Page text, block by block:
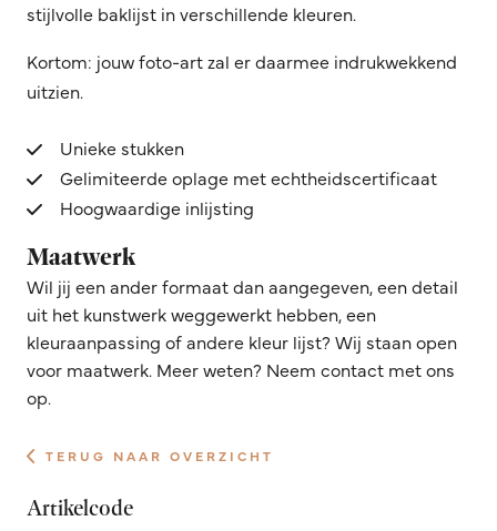
stijlvolle baklijst in verschillende kleuren.
Kortom: jouw foto-art zal er daarmee indrukwekkend
uitzien.
Unieke stukken
Gelimiteerde oplage met echtheidscertificaat
Hoogwaardige inlijsting
Maatwerk
Wil jij een ander formaat dan aangegeven, een detail
uit het kunstwerk weggewerkt hebben, een
kleuraanpassing of andere kleur lijst? Wij staan open
voor maatwerk. Meer weten? Neem contact met ons
op.
TERUG NAAR OVERZICHT
Artikelcode